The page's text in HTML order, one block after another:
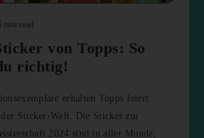
min read
von Topps: So
richtig!
erhalten Topps feiert
Sticker-Welt. Die Sticker zur
2024 sind in aller Munde,